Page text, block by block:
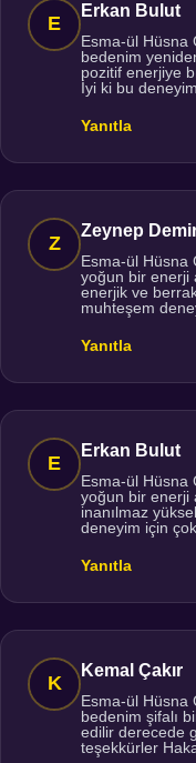
Erkan Bulut
Esma-ül Hüsna
bedenim
pozitif enerjiye
İyi ki bu
Yanıtla
Zeynep
Esma-ül Hüsna
yoğun bir enerji
enerjik ve
muhteşem
Yanıtla
Erkan Bulut
Esma-ül Hüsna
yoğun bir enerji
inanılmaz
deneyim için
Yanıtla
Kemal Çakır
Esma-ül Hüsna
bedenim şifalı
edilir derecede
teşekkürler